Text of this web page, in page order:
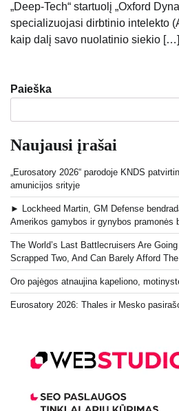
„Deep-Tech“ startuolį „Oxford
specializuojasi dirbtinio intelekto
kaip dalį savo nuolatinio siekio […]
Paieška
Naujausi įrašai
„Eurosatory 2026“ parodoje KNDS
amunicijos srityje
► Lockheed Martin, GM Defense
Amerikos gamybos ir gynybos pramonės
The World’s Last Battlecruisers Are
Scrapped Two, And Can Barely Afford
Oro pajėgos atnaujina kapeliono,
Eurosatory 2026: Thales ir Mesko